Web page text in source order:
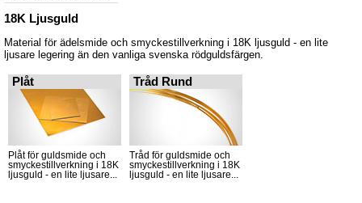
18K Ljusguld
Material för ädelsmide och smyckestillverkning i 18K ljusguld - en lite
ljusare legering än den vanliga svenska rödguldsfärgen.
Plåt
Plåt för guldsmide och
smyckestillverkning i 18K
ljusguld - en lite ljusare...
Tråd Rund
Tråd för guldsmide och
smyckestillverkning i 18K
ljusguld - en lite ljusare...